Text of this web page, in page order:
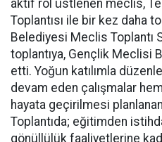
aktif rol üstlenen meclis,
Toplantısı ile bir kez daha
Belediyesi Meclis Toplantı
toplantıya, Gençlik Meclisi
etti. Yoğun katılımla
devam eden çalışmalar
hayata geçirilmesi
Toplantıda; eğitimden
gönüllülük faaliyetlerine